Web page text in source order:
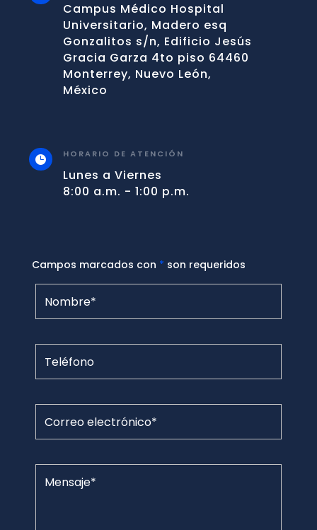
Campus Médico Hospital
Universitario, Madero esq
Gonzalitos s/n, Edificio Jesús
Gracia Garza 4to piso 64460
Monterrey, Nuevo León,
México
 HORARIO DE ATENCIÓN
Lunes a Viernes
8:00 a.m. - 1:00 p.m.
Campos marcados con * son requeridos